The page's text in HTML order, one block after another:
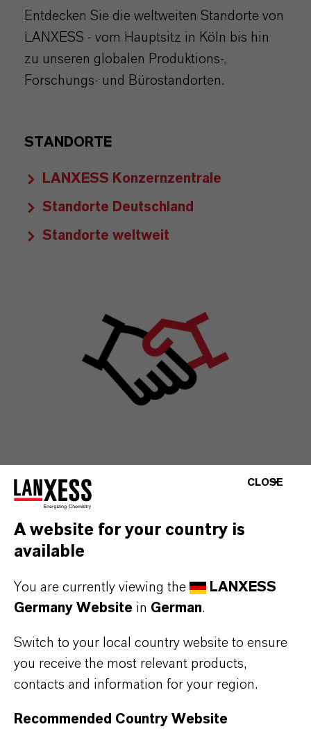
Entdecken Sie die weltweiten Standorte von
LANXESS - vom Hauptsitz in Köln bis hin
zu unseren globalen Produktions-,
Forschungs- und Bürostandorten.
STANDORTE
LANXESS Konzernzentrale
Standorte Deutschland
Standorte weltweit
Hier finden Sie detaillierte Informationen zu
unseren allgemeinen Einkaufs- und
Verkaufsbedingungen sowie relevante
Dokumente für unsere Geschäftspartner.
EINKAUFS- UND
VERKAUFSBEDINGUNGEN
Verkaufsbedingungen
Allgemeine Einkaufsbedingungen
CLOSE
A website for your country is
available
You are currently viewing the
LANXESS
Germany Website in German.
Switch to your local country website to ensure
you receive the most relevant products,
contacts and information for your region.
Recommended Country Website